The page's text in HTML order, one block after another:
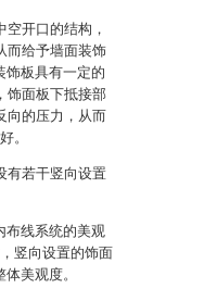
开口的结构，
而给予墙面装饰
饰板具有一定的
饰面板下抵接部
向的压力，从而
。
有若干竖向设置
布线系统的美观
竖向设置的饰面
美观度。